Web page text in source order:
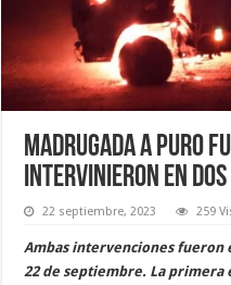
Madrugada a puro
intervinieron en dos
22 septiembre, 2023 259
Ambas intervenciones fueron
22 de septiembre. La primera